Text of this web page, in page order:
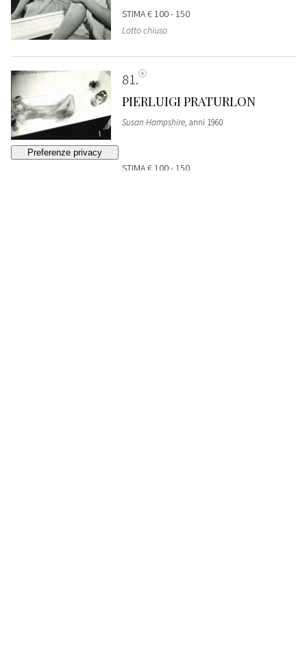
STIMA€ 100 - 150
Lotto chiuso
81
PIERLUIGI PRATURLON
Susan Hampshire, anni 1960
STIMA€ 100 - 150